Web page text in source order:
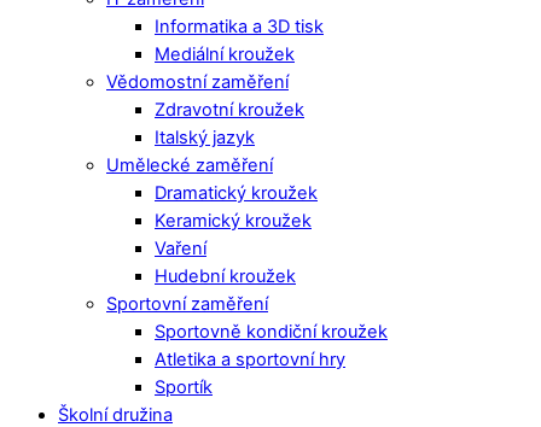
Informatika a 3D tisk
Mediální kroužek
Vědomostní zaměření
Zdravotní kroužek
Italský jazyk
Umělecké zaměření
Dramatický kroužek
Keramický kroužek
Vaření
Hudební kroužek
Sportovní zaměření
Sportovně kondiční kroužek
Atletika a sportovní hry
Sportík
Školní družina